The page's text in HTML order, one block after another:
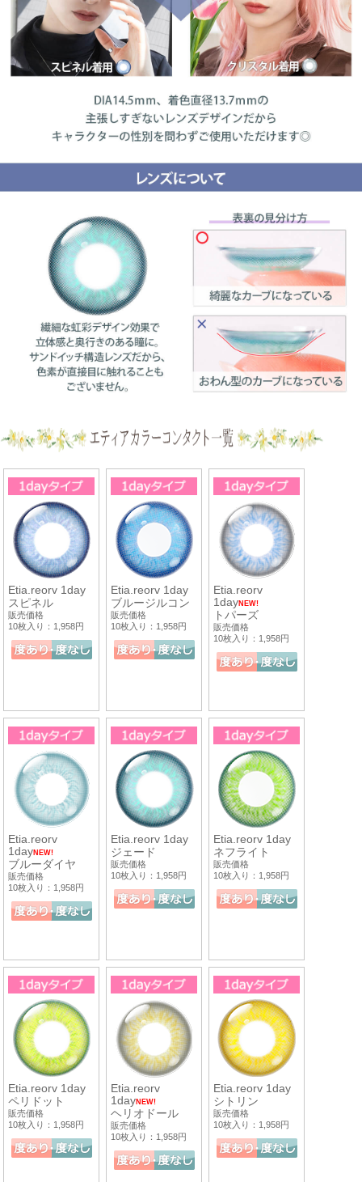
Etia.reorv 1day
スピネル
販売価格
10枚入り：1,958円
Etia.reorv 1day
ブルージルコン
販売価格
10枚入り：1,958円
Etia.reorv
1dayNEW!
トパーズ
販売価格
10枚入り：1,958円
Etia.reorv
1dayNEW!
ブルーダイヤ
販売価格
10枚入り：1,958円
Etia.reorv 1day
ジェード
販売価格
10枚入り：1,958円
Etia.reorv 1day
ネフライト
販売価格
10枚入り：1,958円
Etia.reorv 1day
ペリドット
販売価格
10枚入り：1,958円
Etia.reorv
1dayNEW!
ヘリオドール
販売価格
10枚入り：1,958円
Etia.reorv 1day
シトリン
販売価格
10枚入り：1,958円